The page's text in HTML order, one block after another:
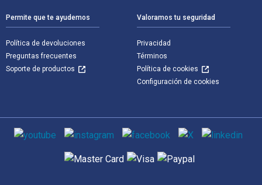
Permite que te ayudemos
Política de devoluciones
Preguntas frecuentes
Soporte de productos
Valoramos tu seguridad
Privacidad
Términos
Política de cookies
Configuración de cookies
Medios de comunicación social
Métodos de pago admitidos